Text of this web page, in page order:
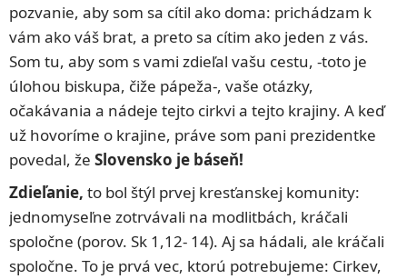
pozvanie, aby som sa cítil ako doma: prichádzam k
vám ako váš brat, a preto sa cítim ako jeden z vás.
Som tu, aby som s vami zdieľal vašu cestu, -toto je
úlohou biskupa, čiže pápeža-, vaše otázky,
očakávania a nádeje tejto cirkvi a tejto krajiny. A keď
už hovoríme o krajine, práve som pani prezidentke
povedal, že Slovensko je báseň!
Zdieľanie, to bol štýl prvej kresťanskej komunity:
jednomyseľne zotrvávali na modlitbách, kráčali
spoločne (porov. Sk 1,12- 14). Aj sa hádali, ale kráčali
spoločne. To je prvá vec, ktorú potrebujeme: Cirkev,